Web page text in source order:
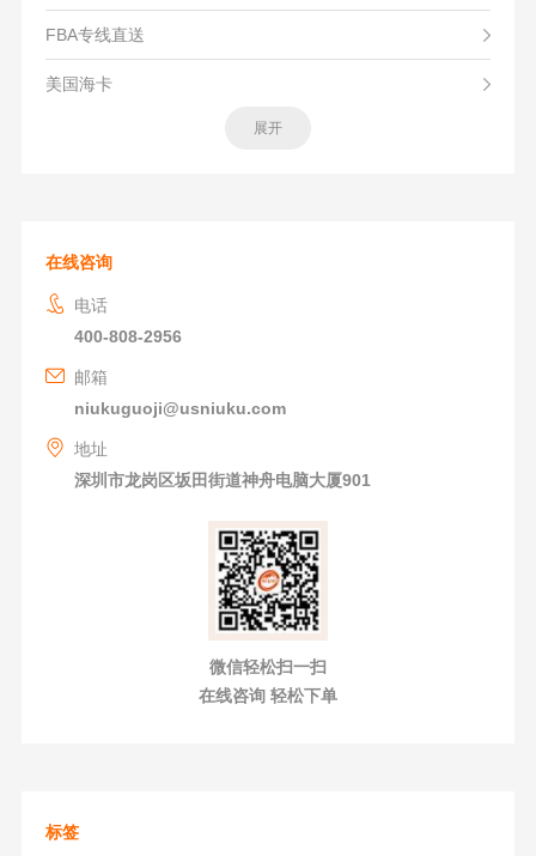
FBA专线直送
美国海卡
展开
在线咨询
电话
400-808-2956
邮箱
niukuguoji@usniuku.com
地址
深圳市龙岗区坂田街道神舟电脑大厦901
微信轻松扫一扫
在线咨询 轻松下单
标签